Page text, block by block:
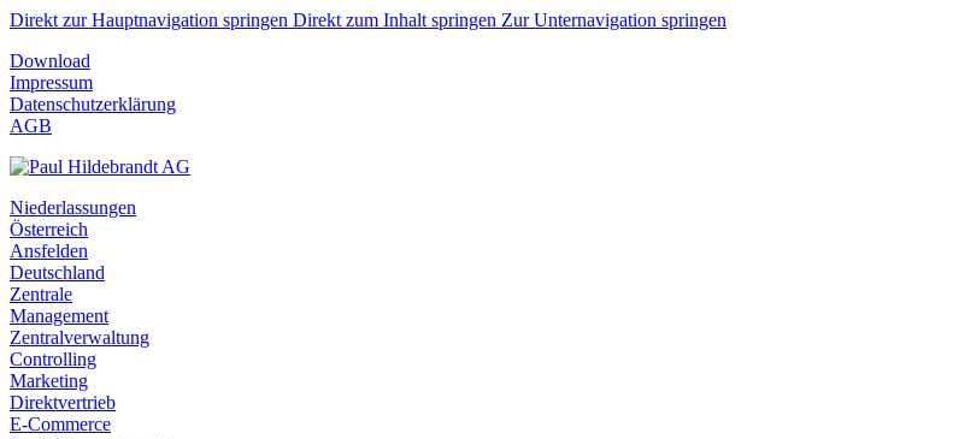
Direkt zur Hauptnavigation springen Direkt zum Inhalt springen Zur Unternavigation springen
Download
Impressum
Datenschutzerklärung
AGB
Niederlassungen
Österreich
Ansfelden
Deutschland
Zentrale
Management
Zentralverwaltung
Controlling
Marketing
Direktvertrieb
E-Commerce